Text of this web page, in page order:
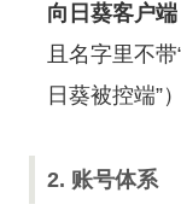
向日葵客户
且名字里不
日葵被控端”）
2. 账号体系